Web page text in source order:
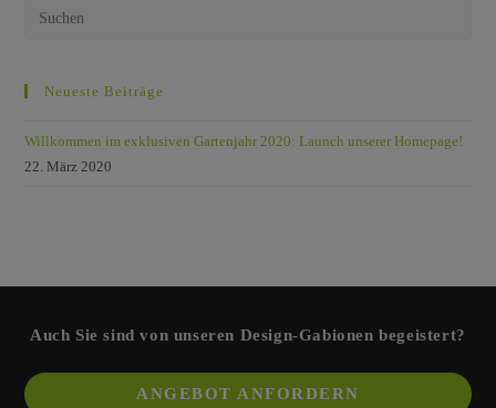
Neueste Beiträge
Willkommen im exklusiven Gartenjahr 2020: Launch unserer Homepage!
22. März 2020
Auch Sie sind von unseren Design-Gabionen begeistert?
ANGEBOT ANFORDERN